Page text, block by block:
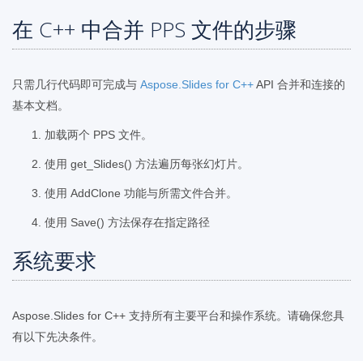
在 C++ 中合并 PPS 文件的步骤
只需几行代码即可完成与 Aspose.Slides for C++API 合并和连接的
基本文档。
加载两个 PPS 文件。
使用 get_Slides() 方法遍历每张幻灯片。
使用 AddClone 功能与所需文件合并。
使用 Save() 方法保存在指定路径
系统要求
Aspose.Slides for C++ 支持所有主要平台和操作系统。请确保您具
有以下先决条件。